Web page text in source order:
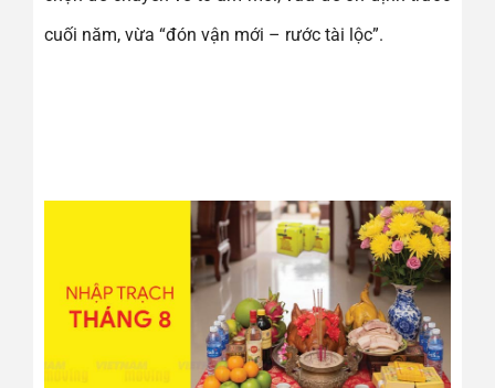
cuối năm, vừa “đón vận mới – rước tài lộc”.